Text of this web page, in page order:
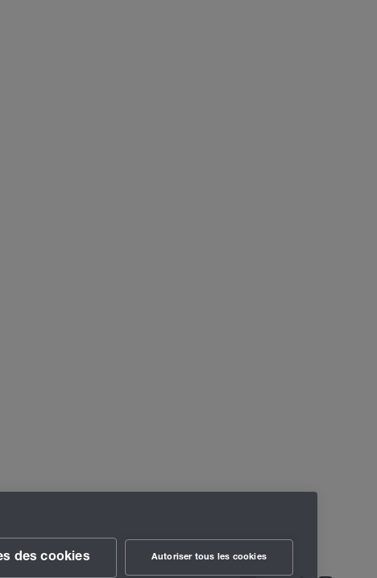
des cookies Autoriser tous les cookies